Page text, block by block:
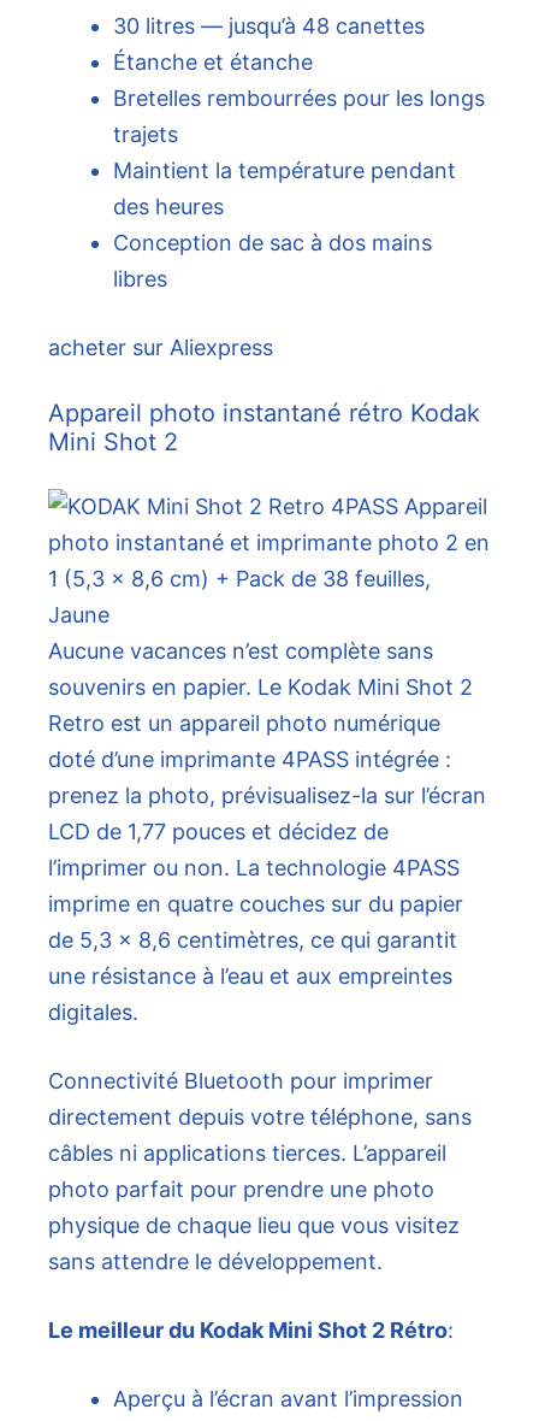
30 litres — jusqu’à 48 canettes
Étanche et étanche
Bretelles rembourrées pour les longs
trajets
Maintient la température pendant
des heures
Conception de sac à dos mains
libres
acheter sur Aliexpress
Appareil photo instantané rétro Kodak
Mini Shot 2
Aucune vacances n’est complète sans
souvenirs en papier. Le Kodak Mini Shot 2
Retro est un appareil photo numérique
doté d’une imprimante 4PASS intégrée :
prenez la photo, prévisualisez-la sur l’écran
LCD de 1,77 pouces et décidez de
l’imprimer ou non. La technologie 4PASS
imprime en quatre couches sur du papier
de 5,3 x 8,6 centimètres, ce qui garantit
une résistance à l’eau et aux empreintes
digitales.
Connectivité Bluetooth pour imprimer
directement depuis votre téléphone, sans
câbles ni applications tierces. L’appareil
photo parfait pour prendre une photo
physique de chaque lieu que vous visitez
sans attendre le développement.
Le meilleur du Kodak Mini Shot 2 Rétro:
Aperçu à l’écran avant l’impression